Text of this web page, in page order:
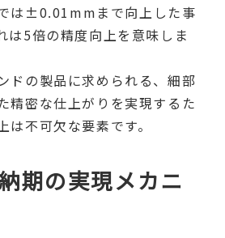
は±0.01mmまで向上した事
は5倍の精度向上を意味しま
ドの製品に求められる、細部
精密な仕上がりを実現するた
不可欠な要素です。
期の実現メカニ